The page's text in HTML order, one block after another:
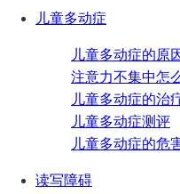
儿童多动症
儿童多动症的原
注意力不集中怎
儿童多动症的治
儿童多动症测评
儿童多动症的危
读写障碍